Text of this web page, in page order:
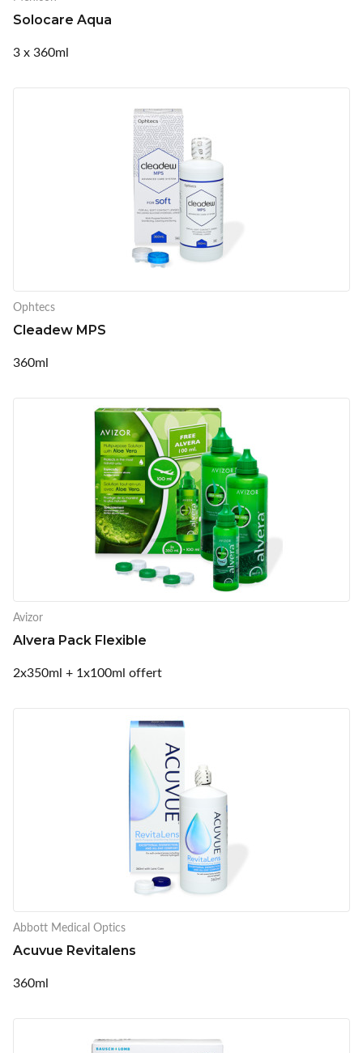
Solocare Aqua
3 x 360ml
Ophtecs
Cleadew MPS
360ml
Avizor
Alvera Pack Flexible
2x350ml + 1x100ml offert
Abbott Medical Optics
Acuvue Revitalens
360ml